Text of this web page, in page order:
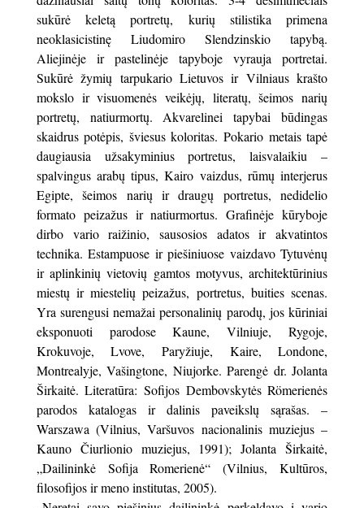
sukūrė keletą portretų, kurių stilistika primena
neoklasicistinę Liudomiro Slendzinskio tapybą.
Aliejinėje ir pastelinėje tapyboje vyrauja portretai.
Sukūrė žymių tarpukario Lietuvos ir Vilniaus krašto
mokslo ir visuomenės veikėjų, literatų, šeimos narių
portretų, natiurmortų. Akvarelinei tapybai būdingas
skaidrus potėpis, šviesus koloritas. Pokario metais tapė
daugiausia užsakyminius portretus, laisvalaikiu –
spalvingus arabų tipus, Kairo vaizdus, rūmų interjerus
Egipte, šeimos narių ir draugų portretus, nedidelio
formato peizažus ir natiurmortus. Grafinėje kūryboje
dirbo vario raižinio, sausosios adatos ir akvatintos
technika. Estampuose ir piešiniuose vaizdavo Tytuvėnų
ir aplinkinių vietovių gamtos motyvus, architektūrinius
miestų ir miestelių peizažus, portretus, buities scenas.
Yra surengusi nemažai personalinių parodų, jos kūriniai
eksponuoti parodose Kaune, Vilniuje, Rygoje,
Krokuvoje, Lvove, Paryžiuje, Kaire, Londone,
Montrealyje, Vašingtone, Niujorke. Parengė dr. Jolanta
Širkaitė. Literatūra: Sofijos Dembovskytės Römerienės
parodos katalogas ir dalinis paveikslų sąrašas. –
Warszawa (Vilnius, Varšuvos nacionalinis muziejus –
Kauno Čiurlionio muziejus, 1991); Jolanta Širkaitė,
„Dailininkė Sofija Romerienė“ (Vilnius, Kultūros,
filosofijos ir meno institutas, 2005).